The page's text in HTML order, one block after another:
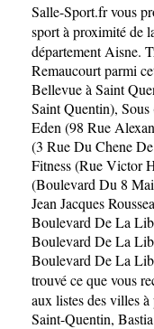
Salle-Sport.frvous
sport à proximité de
départementAisne.
Remaucourt parmi
Bellevue à Saint
Saint Quentin),
Eden (98 Rue
(3 Rue Du Chene
Fitness (Rue Victor
(Boulevard Du 8
Jean Jacques
Boulevard De La
Boulevard De La
Boulevard De La
trouvé ce que vous
aux listes des villes
Saint-Quentin, Bastia